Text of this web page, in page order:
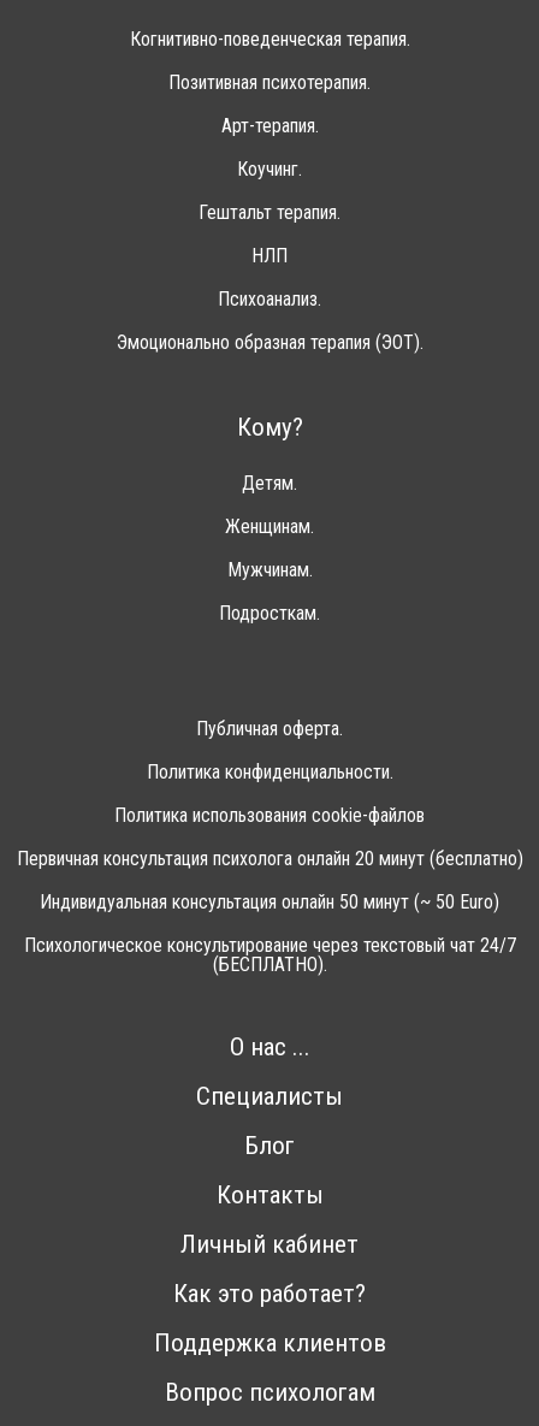
Когнитивно-поведенческая терапия.
Позитивная психотерапия.
Арт-терапия.
Коучинг.
Гештальт терапия.
НЛП
Психоанализ.
Эмоционально образная терапия (ЭОТ).
Кому?
Детям.
Женщинам.
Мужчинам.
Подросткам.
Публичная оферта.
Политика конфиденциальности.
Политика использования cookie-файлов
Первичная консультация психолога онлайн 20 минут (бесплатно)
Индивидуальная консультация онлайн 50 минут (~ 50 Euro)
Психологическое консультирование через текстовый чат 24/7
(БЕСПЛАТНО).
О нас ...
Специалисты
Блог
Контакты
Личный кабинет
Как это работает?
Поддержка клиентов
Вопрос психологам